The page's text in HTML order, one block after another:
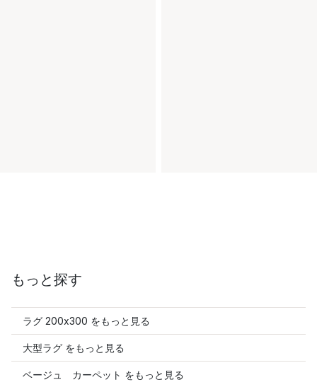
もっと探す
ラグ 200x300 をもっと見る
大型ラグ をもっと見る
ベージュ カーペット をもっと見る